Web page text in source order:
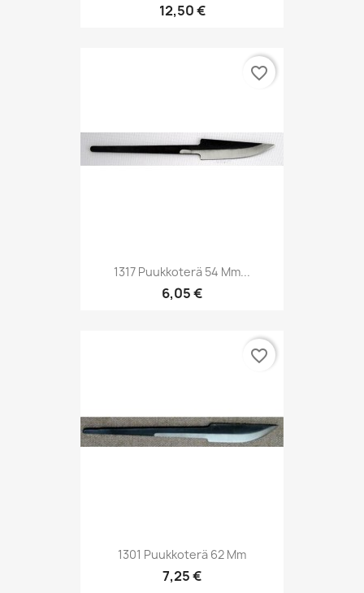
12,50 €
1317 Puukkoterä 54 Mm...
6,05 €
favorite_border
1301 Puukkoterä 62 Mm
7,25 €
favorite_border